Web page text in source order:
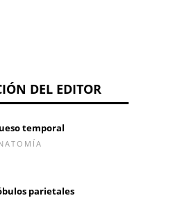
DEL EDITOR
temporal
parietales